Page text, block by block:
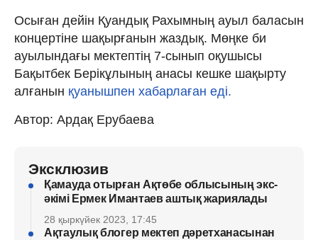
Осыған дейін Қуандық Рахымның ауыл баласын
концертіне шақырғанын жаздық. Мөңке би
ауылындағы мектептің 7-сынып оқушысы
Бақытбек Берікұлының анасы кешке шақырту
алғанын қуанышпен хабарлаған еді.
Автор: Ардақ Ерубаева
Эксклюзив
Қамауда отырған Ақтөбе облысының экс-
әкімі Ермек Имантаев аштық жариялады
28 қыркүйек 2023, 17:45
Ақтаулық блогер мектеп дәретханасынан